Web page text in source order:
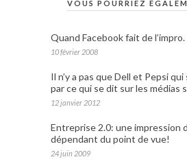
VOUS POURRIEZ
Quand Facebook fait de l’impro.
10 février 2008
Il n’y a pas que Dell et Pepsi
par ce qui se dit sur les médias
12 janvier 2012
Entreprise 2.0: une impression
dépendant du point de vue!
24 juin 2009